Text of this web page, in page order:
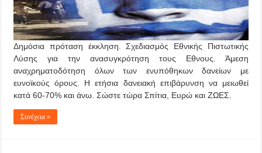
Δημόσια πρόταση έκκληση. Σχεδιασμός Εθνικής Πιστωτικής
Λύσης για την ανασυγκρότηση τους Εθνους. Άμεση
αναχρηματοδότηση όλων των ενυπόθηκων δανείων με
ευνοϊκούς όρους. Η ετήσια δανειακή επιβάρυνση να μειωθεί
κατά 60-70% και άνω. Σώστε τώρα Σπίτια, Ευρώ και ΖΩΕΣ.
Συνέχεια »